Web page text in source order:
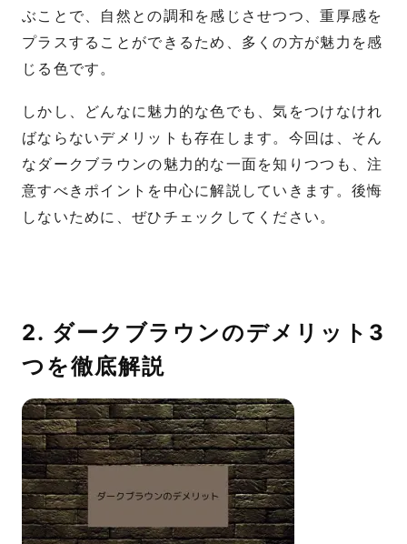
ぶことで、自然との調和を感じさせつつ、重厚感を
プラスすることができるため、多くの方が魅力を感
じる色です。
しかし、どんなに魅力的な色でも、気をつけなけれ
ばならないデメリットも存在します。今回は、そん
なダークブラウンの魅力的な一面を知りつつも、注
意すべきポイントを中心に解説していきます。後悔
しないために、ぜひチェックしてください。
2. ダークブラウンのデメリット3
つを徹底解説